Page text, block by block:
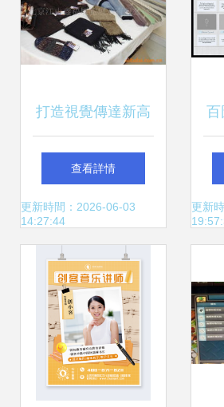
打造視覺傳達新高
度——北京江山鑫
福展覽展示公司圖
文設計制作解析
查看詳情
更新時間：2026-06-03
14:27:44
百
更新